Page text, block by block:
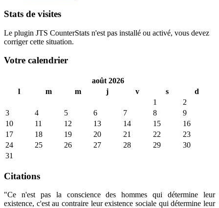
Stats de visites
Le plugin JTS CounterStats n'est pas installé ou activé, vous devez
corriger cette situation.
Votre calendrier
août 2026
l
m m j v s
d
1
2
3
4 5 6 7 8
9
10
11 12 13 14 15
16
17
18 19 20 21 22
23
24
25 26 27 28 29
30
31
Citations
"Ce n'est pas la conscience des hommes qui détermine leur
existence, c'est au contraire leur existence sociale qui détermine leur